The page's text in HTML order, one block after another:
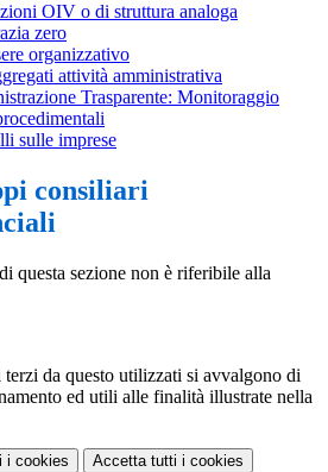
OIV o di struttura analoga
zero
organizzativo
attività amministrativa
Trasparente: Monitoraggio
sulle imprese
consiliari
questa sezione non è riferibile alla
da questo utilizzati si avvalgono di
ed utili alle finalità illustrate nella
i cookies Accetta tutti i cookies